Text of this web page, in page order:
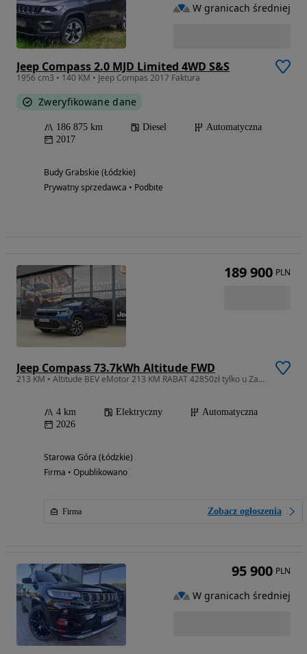
Jeep Compass 2.0 MJD Limited 4WD S&S
1956 cm3 • 140 KM • Jeep Compas 2017 Faktura
Zweryfikowane dane
186 875 km Diesel
Automatyczna
2017
Budy Grabskie (Łódzkie)
Prywatny sprzedawca • Podbite
W granicach średniej
Jeep Compass 73.7kWh Altitude FWD
213 KM • Altitude BEV eMotor 213 KM RABAT 42850zł tylko u ZasadaAUTOMOTIVE
4 km Elektryczny
Automatyczna
2026
Starowa Góra (Łódzkie)
Firma • Opublikowano
Firma Zobacz ogłoszenia
189 900 PLN
95 900 PLN
W granicach średniej